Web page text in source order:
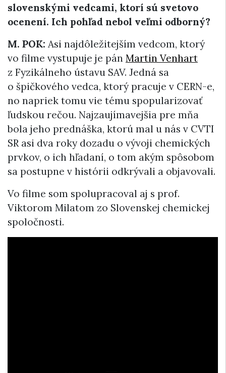
slovenskými vedcami, ktorí sú svetovo
ocenení. Ich pohľad nebol veľmi odborný?
M. POK: Asi najdôležitejším vedcom, ktorý
vo filme vystupuje je pán Martin Venhart
z Fyzikálneho ústavu SAV. Jedná sa
o špičkového vedca, ktorý pracuje v CERN-e,
no napriek tomu vie tému spopularizovať
ľudskou rečou. Najzaujímavejšia pre mňa
bola jeho prednáška, ktorú mal u nás v CVTI
SR asi dva roky dozadu o vývoji chemických
prvkov, o ich hľadaní, o tom akým spôsobom
sa postupne v histórii odkrývali a objavovali.
Vo filme som spolupracoval aj s prof.
Viktorom Milatom zo Slovenskej chemickej
spoločnosti.